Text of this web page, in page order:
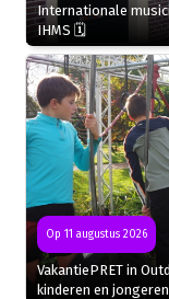
Internationale
IHMS 🗓
Op 11 augustus 2026
VakantiePRET in
kinderen en